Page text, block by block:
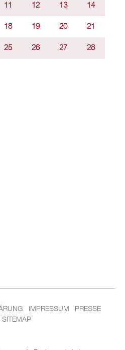
11 12 13 14
18 19 20 21
25 26 27 28
IMPRESSUM
PRESSE
SITEMAP